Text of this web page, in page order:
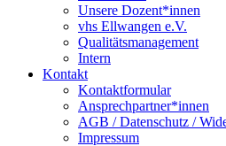
Unsere Dozent*innen
vhs Ellwangen e.V.
Qualitätsmanagement
Intern
Kontakt
Kontaktformular
Ansprechpartner*innen
AGB / Datenschutz /
Impressum